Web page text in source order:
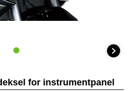
for instrumentpanel